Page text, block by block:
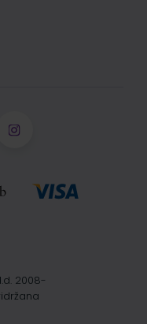
2008-